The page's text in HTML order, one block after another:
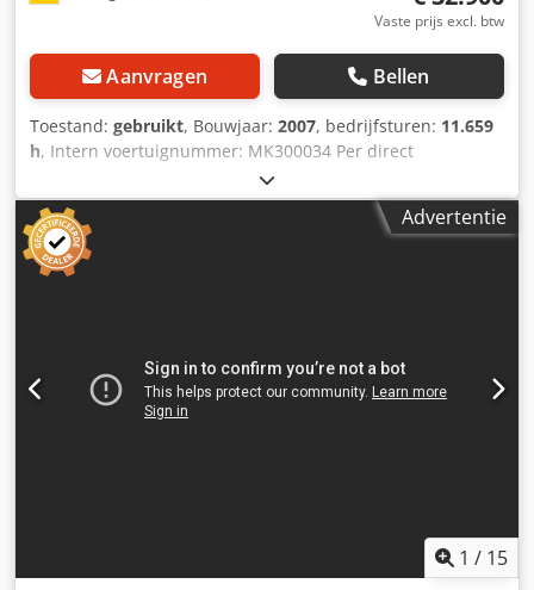
Vaste prijs excl. btw
Aanvragen Bellen
Toestand: gebruikt, Bouwjaar: 2007, bedrijfsturen: 11.659
h, Intern voertuignummer: MK300034 Per direct
beschikbaar op ons terrein in Kaufungen Meer informatie:
Dkodpfjyzk Iuox Ah Asr * Golec Nutzfahrzeuge GmbH
(Duits, Engels, Bulgaars, Russisch) * Viktoria Sologubova
(Pools, Russisch, Oekraïens, Engels) Wijzigingen en fouten
voorbehouden Wij nemen uw gebruikte voertuig graag in
Advertentie
1 / 15